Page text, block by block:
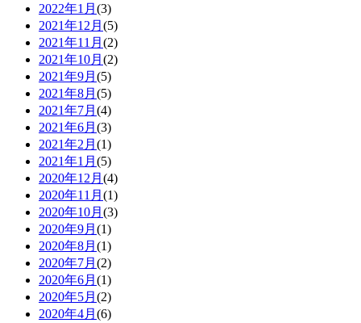
2022年1月 (3)
2021年12月 (5)
2021年11月 (2)
2021年10月 (2)
2021年9月 (5)
2021年8月 (5)
2021年7月 (4)
2021年6月 (3)
2021年2月 (1)
2021年1月 (5)
2020年12月 (4)
2020年11月 (1)
2020年10月 (3)
2020年9月 (1)
2020年8月 (1)
2020年7月 (2)
2020年6月 (1)
2020年5月 (2)
2020年4月 (6)